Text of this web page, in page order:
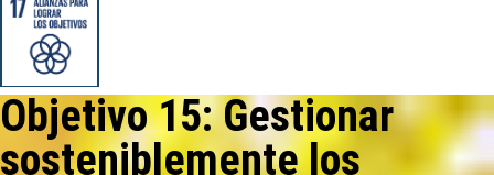
Objetivo 15: Gestionar
sosteniblemente los